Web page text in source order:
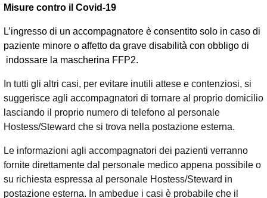
Misure contro il Covid-19
L’ingresso di un accompagnatore è consentito solo in caso di
paziente minore o affetto da grave disabilità con obbligo di
indossare la mascherina FFP2.
In tutti gli altri casi, per evitare inutili attese e contenziosi, si
suggerisce agli accompagnatori di tornare al proprio domicilio
lasciando il proprio numero di telefono al personale
Hostess/Steward che si trova nella postazione esterna.
Le informazioni agli accompagnatori dei pazienti verranno
fornite direttamente dal personale medico appena possibile o
su richiesta espressa al personale Hostess/Steward in
postazione esterna. In ambedue i casi è probabile che il